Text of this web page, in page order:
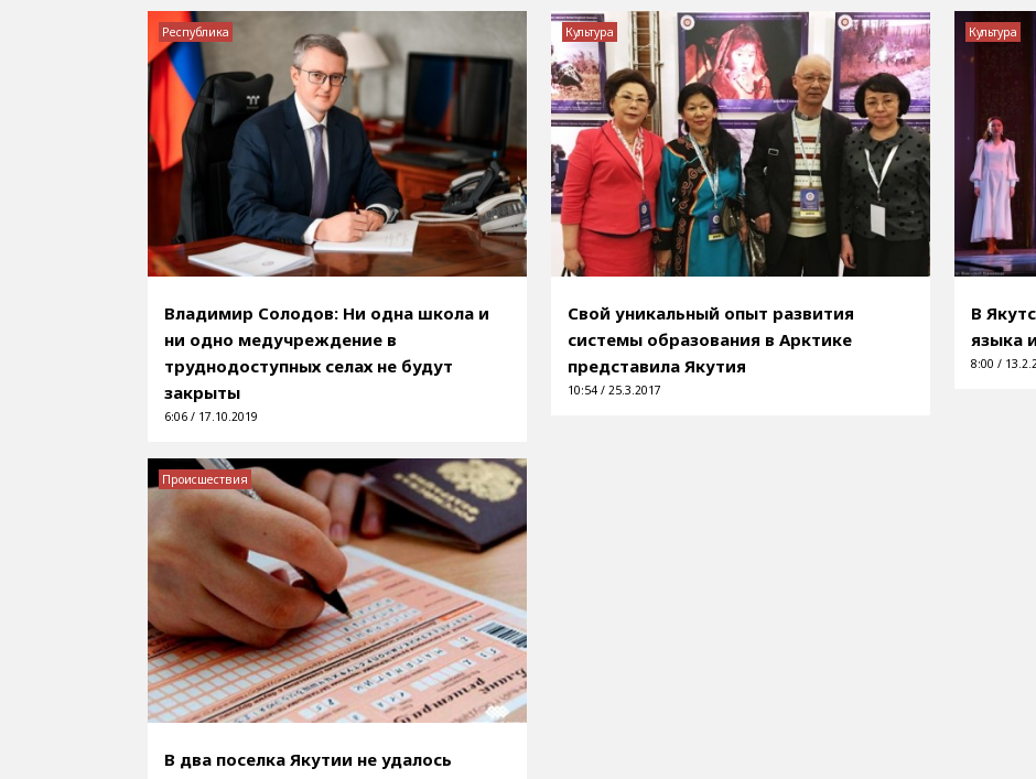
Владимир Солодов: Ни одна школа и
ни одно медучреждение в
труднодоступных селах не будут
закрыты
6:06 / 17.10.2019
Республика
Cвой уникальный опыт развития
системы образования в Арктике
представила Якутия
10:54 / 25.3.2017
Культура
В
языка
8:00 /
Культура
В два поселка Якутии не удалось
Происшествия